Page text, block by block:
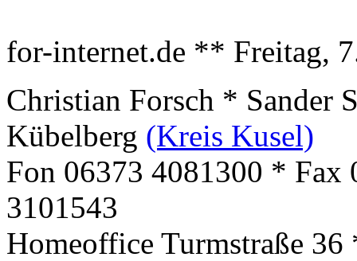
for-internet.de ** Freitag,
Christian Forsch * Sander
Kübelberg (Kreis Kusel)
Fon 06373 4081300 *
3101543
Homeoffice Turmstraße